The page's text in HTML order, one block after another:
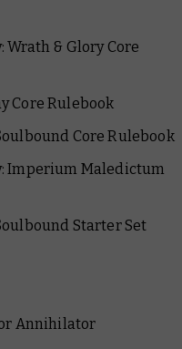
& Glory Core
Core Rulebook
Core Rulebook
Imperium Maledictum
Starter Set
Annihilator